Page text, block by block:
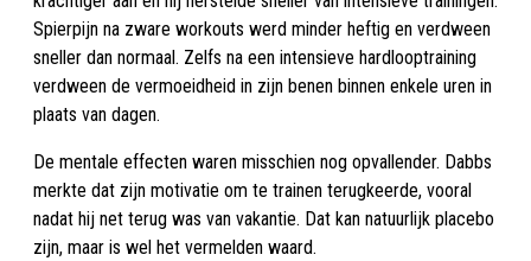
Spierpijn na zware workouts werd minder heftig en verdween
sneller dan normaal. Zelfs na een intensieve hardlooptraining
verdween de vermoeidheid in zijn benen binnen enkele uren in
plaats van dagen.
De mentale effecten waren misschien nog opvallender. Dabbs
merkte dat zijn motivatie om te trainen terugkeerde, vooral
nadat hij net terug was van vakantie. Dat kan natuurlijk placebo
zijn, maar is wel het vermelden waard.